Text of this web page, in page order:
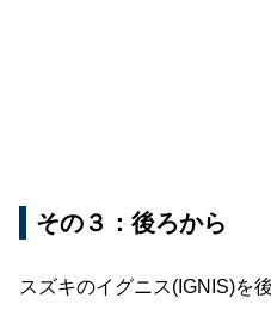
その３：後ろから
スズキのイグニス(IGNIS)を